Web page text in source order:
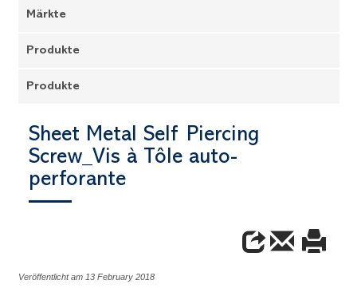
Märkte
Produkte
Produkte
Sheet Metal Self Piercing
Screw_Vis à Tôle auto-
perforante
Veröffentlicht am 13 February 2018